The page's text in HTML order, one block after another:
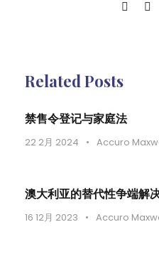
Related Posts
禁售令登记与家庭法
22 2月 2024 • Accuro
澳大利亚的替代性争端解
16 12月 2023 • Accuro